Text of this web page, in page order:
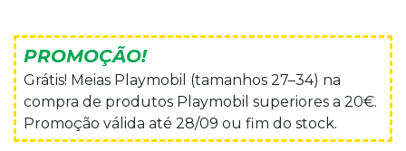
PROMOÇÃO!
Grátis! Meias Playmobil (tamanhos 27–34) na
compra de produtos Playmobil superiores a 20€.
Promoção válida até 28/09 ou fim do stock.